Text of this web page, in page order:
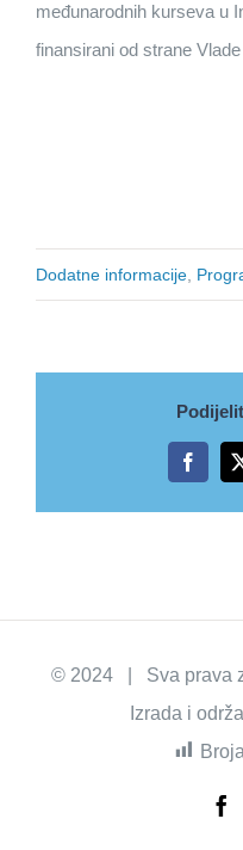
međunarodnih kurseva u
finansirani od strane
Dodatne informacije,
© 2024 | Sva prava
Izrada i